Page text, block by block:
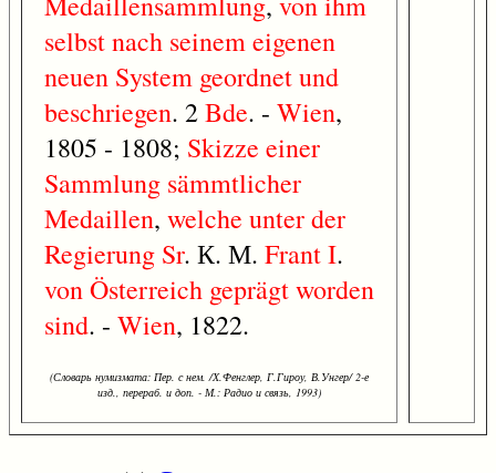
selbstnach seinemeigenen
neuen System geordnetund
beschriegen. 2Bde. - Wien,
1805 - 1808; Skizze einer
Sammlung sämmtlicher
Medaillen, welche unterder
Regierung Sr. К. М. FrantI.
vonÖsterreich geprägtworden
sind. - Wien, 1822.
(Словарь нумизмата: Пер. с нем. /Х.Фенглер, Г.Гироу, В.Унгер/ 2-е
изд., перераб. и доп. - М.: Радио и связь, 1993)